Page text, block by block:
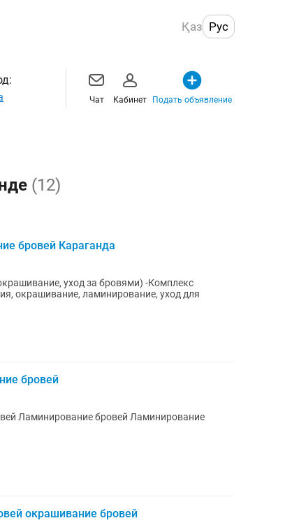
Қаз Рус
Чат Кабинет Подать объявление
(12)
бровей Караганда
уход за бровями) -Комплекс
окрашивание, ламинирование, уход для
бровей
окрашивание бровей